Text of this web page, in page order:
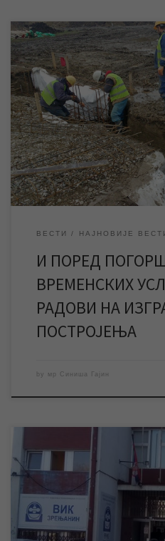
По присуству радника и
видљивим резултатима рада на
постројења за пречишћавање
која је готово непрекидно
недеље, није прекинула
прераду питке воде, али је
ВЕСТИ НАЈНОВИЈЕ
И ПОРЕД
ВРЕМЕНСКИХ
РАДОВИ НА
ПОСТРОЈЕЊА
by мр Синиша Гајин
У петак 11.11.2016. године на
у Првом светском рату
рекламација и захтева
канализација“ неће радити. За